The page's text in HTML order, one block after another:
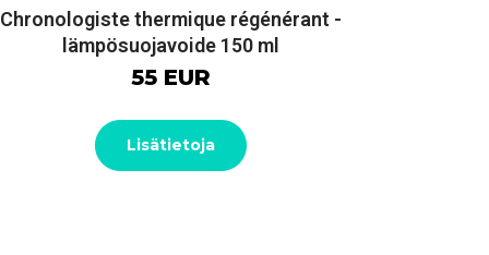
Chronologiste thermique régénérant -
lämpösuojavoide 150 ml
55 EUR
Lisätietoja